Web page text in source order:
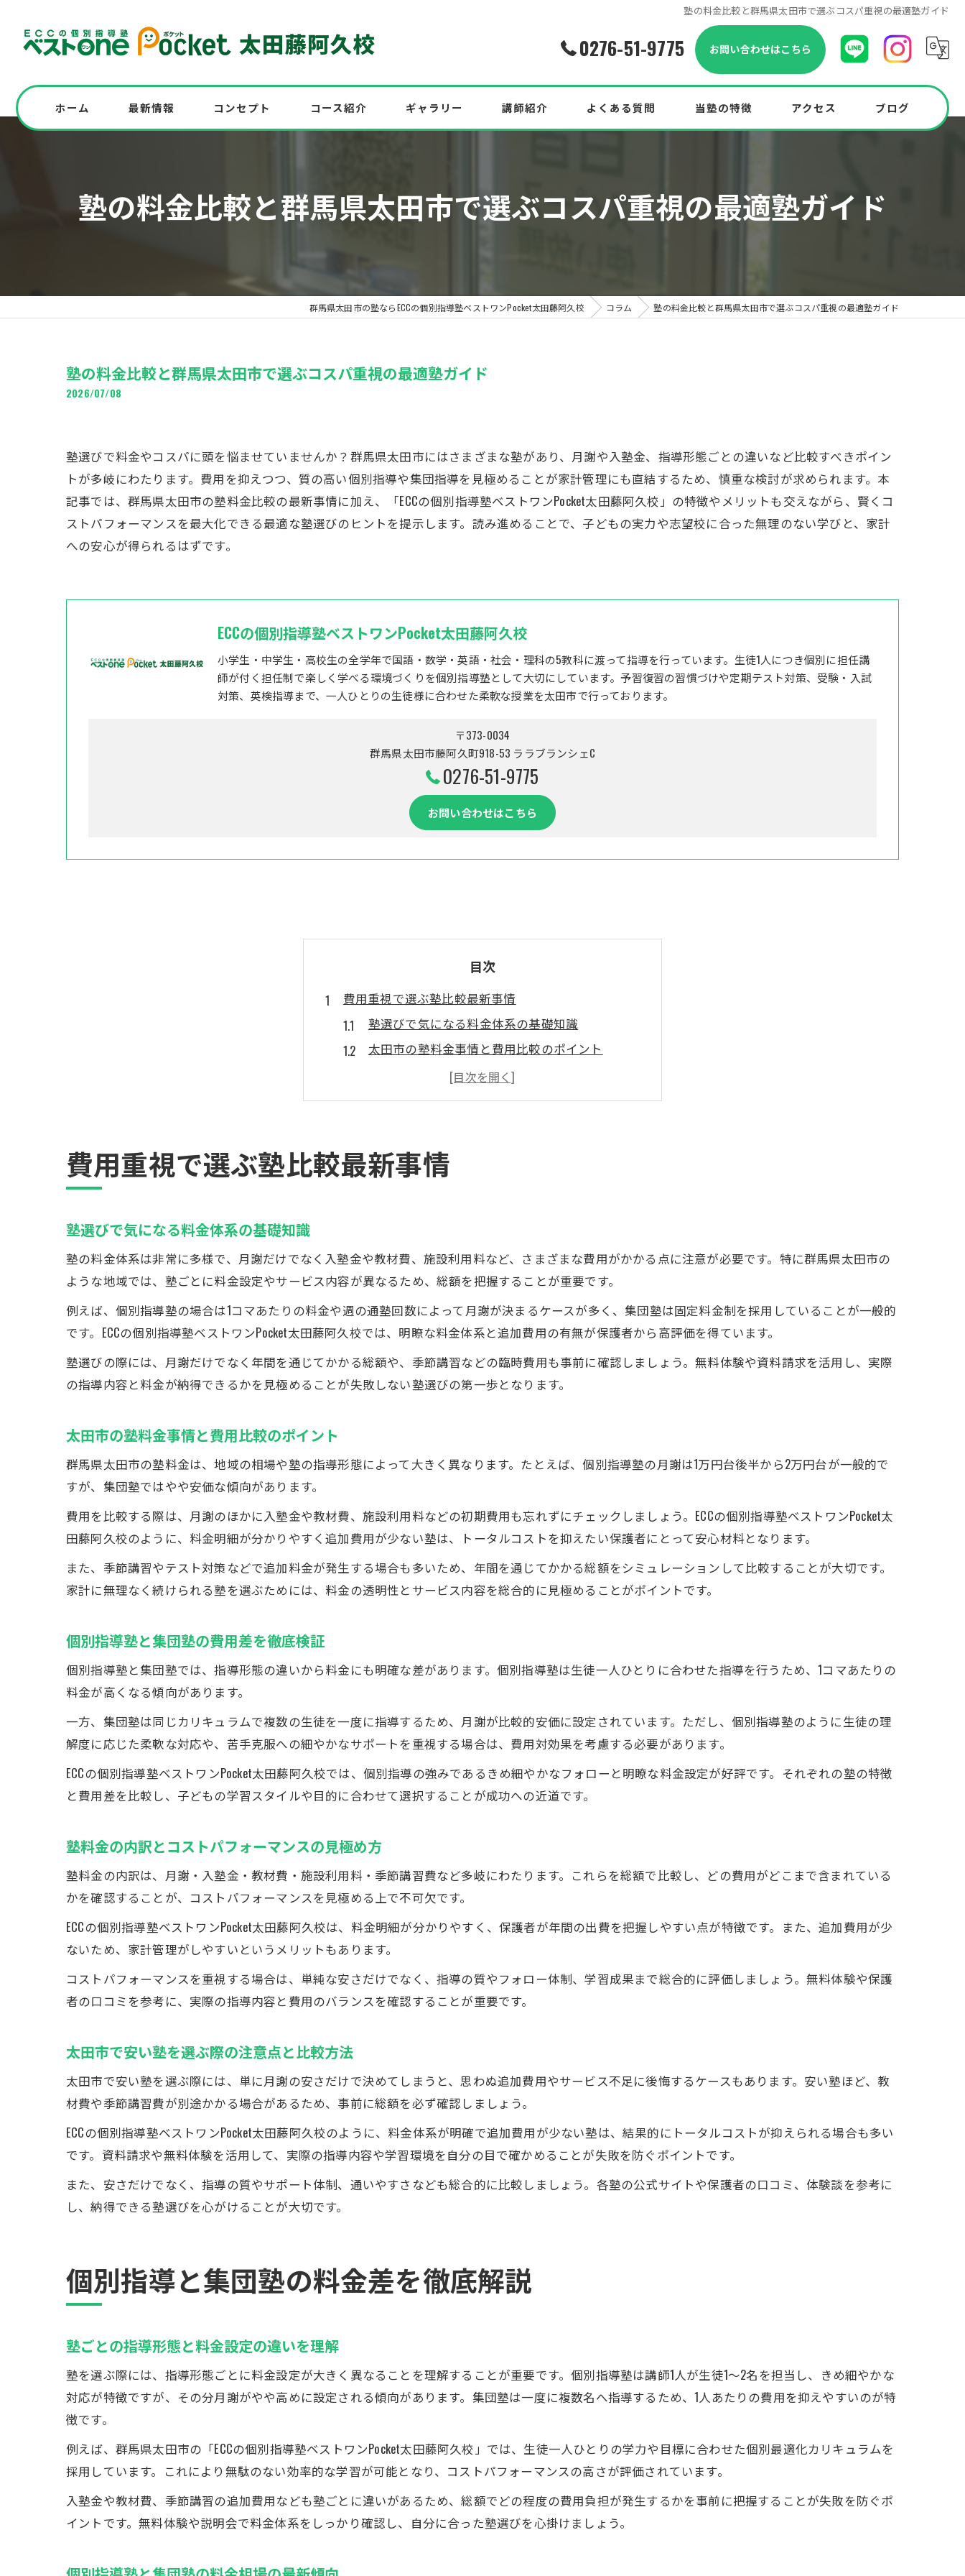
塾の料金比較と群馬県太田市で選ぶコスパ重視の最適塾ガイド
0276-51-9775 お問い合わせはこちら
ホーム 最新情報
高校入試を受験する中学生必見！模試実施中！
コンセプト コース紹介 ギャラリー 講師紹介 よくある質問 当塾の特徴
中学生
Pocketプラン
アクセス ブログ
塾の料金比較と群馬県太田市で選ぶコスパ重視の最適塾ガイド
群馬県太田市の塾ならECCの個別指導塾ベストワンPocket太田藤阿久校 コラム 塾の料金比較と群馬県太田市で選ぶコスパ重視の最適塾ガイド
塾の料金比較と群馬県太田市で選ぶコスパ重視の最適塾ガイド
2026/07/08
塾選びで料金やコスパに頭を悩ませていませんか？群馬県太田市にはさまざまな塾があり、月謝や入塾金、指導形態ごとの違いなど比較すべきポイン
トが多岐にわたります。費用を抑えつつ、質の高い個別指導や集団指導を見極めることが家計管理にも直結するため、慎重な検討が求められます。本
記事では、群馬県太田市の塾料金比較の最新事情に加え、「ECCの個別指導塾ベストワンPocket太田藤阿久校」の特徴やメリットも交えながら、賢くコ
ストパフォーマンスを最大化できる最適な塾選びのヒントを提示します。読み進めることで、子どもの実力や志望校に合った無理のない学びと、家計
への安心が得られるはずです。
ECCの個別指導塾ベストワンPocket太田藤阿久校
小学生・中学生・高校生の全学年で国語・数学・英語・社会・理科の5教科に渡って指導を行っています。生徒1人につき個別に担任講
師が付く担任制で楽しく学べる環境づくりを個別指導塾として大切にしています。予習復習の習慣づけや定期テスト対策、受験・入試
対策、英検指導まで、一人ひとりの生徒様に合わせた柔軟な授業を太田市で行っております。
〒373-0034
群馬県太田市藤阿久町918-53 ララブランシェC
0276-51-9775
お問い合わせはこちら
目次
費用重視で選ぶ塾比較最新事情
塾選びで気になる料金体系の基礎知識
太田市の塾料金事情と費用比較のポイント
個別指導塾と集団塾の費用差を徹底検証
塾料金の内訳とコストパフォーマンスの見極め方
個別指導と集団塾の料金差を徹底解説
塾ごとの指導形態と料金設定の違いを理解
コスパ重視の塾選びで失敗しない秘訣
料金差だけでなく塾のサポート体制も要チェック
コスパに優れた塾なら何を基準に選ぶ
塾の料金だけでなく質も重視した選び方
太田市で人気の塾のコスパ比較ポイント
塾選びで失敗しない料金と質のバランス
個別指導塾のサポート体制と学習効果
ECC個別指導塾の成長サポートと費用の魅力
太田市で注目の塾料金比較ポイント
塾選びで見逃せないキャンペーン情報
口コミや評判から見る塾料金の実態分析
家計に優しい塾選びで安心の学びを実現
塾の入塾金や月謝を抑える具体的な工夫
家計への負担を軽減する塾選びの実践術
ECC個別指導塾の費用面での安心ポイント
学習効果と料金のバランスを両立する方法
費用重視で選ぶ塾比較最新事情
塾選びで気になる料金体系の基礎知識
塾の料金体系は非常に多様で、月謝だけでなく入塾金や教材費、施設利用料など、さまざまな費用がかかる点に注意が必要です。特に群馬県太田市の
ような地域では、塾ごとに料金設定やサービス内容が異なるため、総額を把握することが重要です。
例えば、個別指導塾の場合は1コマあたりの料金や週の通塾回数によって月謝が決まるケースが多く、集団塾は固定料金制を採用していることが一般的
です。ECCの個別指導塾ベストワンPocket太田藤阿久校では、明瞭な料金体系と追加費用の有無が保護者から高評価を得ています。
塾選びの際には、月謝だけでなく年間を通じてかかる総額や、季節講習などの臨時費用も事前に確認しましょう。無料体験や資料請求を活用し、実際
の指導内容と料金が納得できるかを見極めることが失敗しない塾選びの第一歩となります。
太田市の塾料金事情と費用比較のポイント
群馬県太田市の塾料金は、地域の相場や塾の指導形態によって大きく異なります。たとえば、個別指導塾の月謝は1万円台後半から2万円台が一般的で
すが、集団塾ではやや安価な傾向があります。
費用を比較する際は、月謝のほかに入塾金や教材費、施設利用料などの初期費用も忘れずにチェックしましょう。ECCの個別指導塾ベストワンPocket太
田藤阿久校のように、料金明細が分かりやすく追加費用が少ない塾は、トータルコストを抑えたい保護者にとって安心材料となります。
また、季節講習やテスト対策などで追加料金が発生する場合も多いため、年間を通じてかかる総額をシミュレーションして比較することが大切です。
家計に無理なく続けられる塾を選ぶためには、料金の透明性とサービス内容を総合的に見極めることがポイントです。
個別指導塾と集団塾の費用差を徹底検証
個別指導塾と集団塾では、指導形態の違いから料金にも明確な差があります。個別指導塾は生徒一人ひとりに合わせた指導を行うため、1コマあたりの
料金が高くなる傾向があります。
一方、集団塾は同じカリキュラムで複数の生徒を一度に指導するため、月謝が比較的安価に設定されています。ただし、個別指導塾のように生徒の理
解度に応じた柔軟な対応や、苦手克服への細やかなサポートを重視する場合は、費用対効果を考慮する必要があります。
ECCの個別指導塾ベストワンPocket太田藤阿久校では、個別指導の強みであるきめ細やかなフォローと明瞭な料金設定が好評です。それぞれの塾の特徴
と費用差を比較し、子どもの学習スタイルや目的に合わせて選択することが成功への近道です。
塾料金の内訳とコストパフォーマンスの見極め方
塾料金の内訳は、月謝・入塾金・教材費・施設利用料・季節講習費など多岐にわたります。これらを総額で比較し、どの費用がどこまで含まれている
かを確認することが、コストパフォーマンスを見極める上で不可欠です。
ECCの個別指導塾ベストワンPocket太田藤阿久校は、料金明細が分かりやすく、保護者が年間の出費を把握しやすい点が特徴です。また、追加費用が少
ないため、家計管理がしやすいというメリットもあります。
コストパフォーマンスを重視する場合は、単純な安さだけでなく、指導の質やフォロー体制、学習成果まで総合的に評価しましょう。無料体験や保護
者の口コミを参考に、実際の指導内容と費用のバランスを確認することが重要です。
太田市で安い塾を選ぶ際の注意点と比較方法
太田市で安い塾を選ぶ際には、単に月謝の安さだけで決めてしまうと、思わぬ追加費用やサービス不足に後悔するケースもあります。安い塾ほど、教
材費や季節講習費が別途かかる場合があるため、事前に総額を必ず確認しましょう。
ECCの個別指導塾ベストワンPocket太田藤阿久校のように、料金体系が明確で追加費用が少ない塾は、結果的にトータルコストが抑えられる場合も多い
です。資料請求や無料体験を活用して、実際の指導内容や学習環境を自分の目で確かめることが失敗を防ぐポイントです。
また、安さだけでなく、指導の質やサポート体制、通いやすさなども総合的に比較しましょう。各塾の公式サイトや保護者の口コミ、体験談を参考に
し、納得できる塾選びを心がけることが大切です。
個別指導と集団塾の料金差を徹底解説
塾ごとの指導形態と料金設定の違いを理解
塾を選ぶ際には、指導形態ごとに料金設定が大きく異なることを理解することが重要です。個別指導塾は講師1人が生徒1～2名を担当し、きめ細やかな
対応が特徴ですが、その分月謝がやや高めに設定される傾向があります。集団塾は一度に複数名へ指導するため、1人あたりの費用を抑えやすいのが特
徴です。
例えば、群馬県太田市の「ECCの個別指導塾ベストワンPocket太田藤阿久校」では、生徒一人ひとりの学力や目標に合わせた個別最適化カリキュラムを
採用しています。これにより無駄のない効率的な学習が可能となり、コストパフォーマンスの高さが評価されています。
入塾金や教材費、季節講習の追加費用なども塾ごとに違いがあるため、総額でどの程度の費用負担が発生するかを事前に把握することが失敗を防ぐポ
イントです。無料体験や説明会で料金体系をしっかり確認し、自分に合った塾選びを心掛けましょう。
お気軽にお問い合わせください
お気軽にお問い合わせください